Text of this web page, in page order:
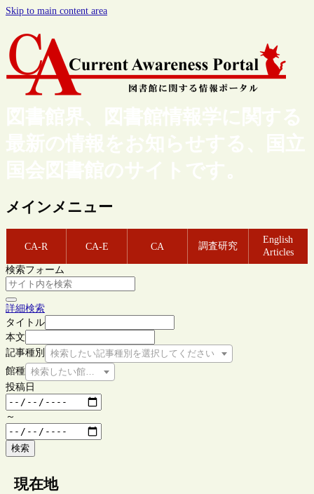
Skip to main content area
図書館界、図書館情報学に関する
最新の情報をお知らせする、国立
国会図書館のサイトです。
メインメニュー
CA-R CA-E CA 調査研究
English
Articles
検索フォーム
詳細検索
タイトル
本文
記事種別
検索したい記事種別を選択してください
館種 検索したい館種を選択してください
投稿日
～
検索
現在地